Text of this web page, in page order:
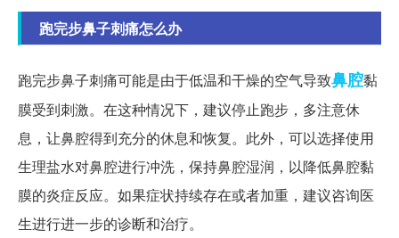
跑完步鼻子刺痛怎么办
跑完步鼻子刺痛可能是由于低温和干燥的空气导致鼻腔黏
膜受到刺激。在这种情况下，建议停止跑步，多注意休
息，让鼻腔得到充分的休息和恢复。此外，可以选择使用
生理盐水对鼻腔进行冲洗，保持鼻腔湿润，以降低鼻腔黏
膜的炎症反应。如果症状持续存在或者加重，建议咨询医
生进行进一步的诊断和治疗。